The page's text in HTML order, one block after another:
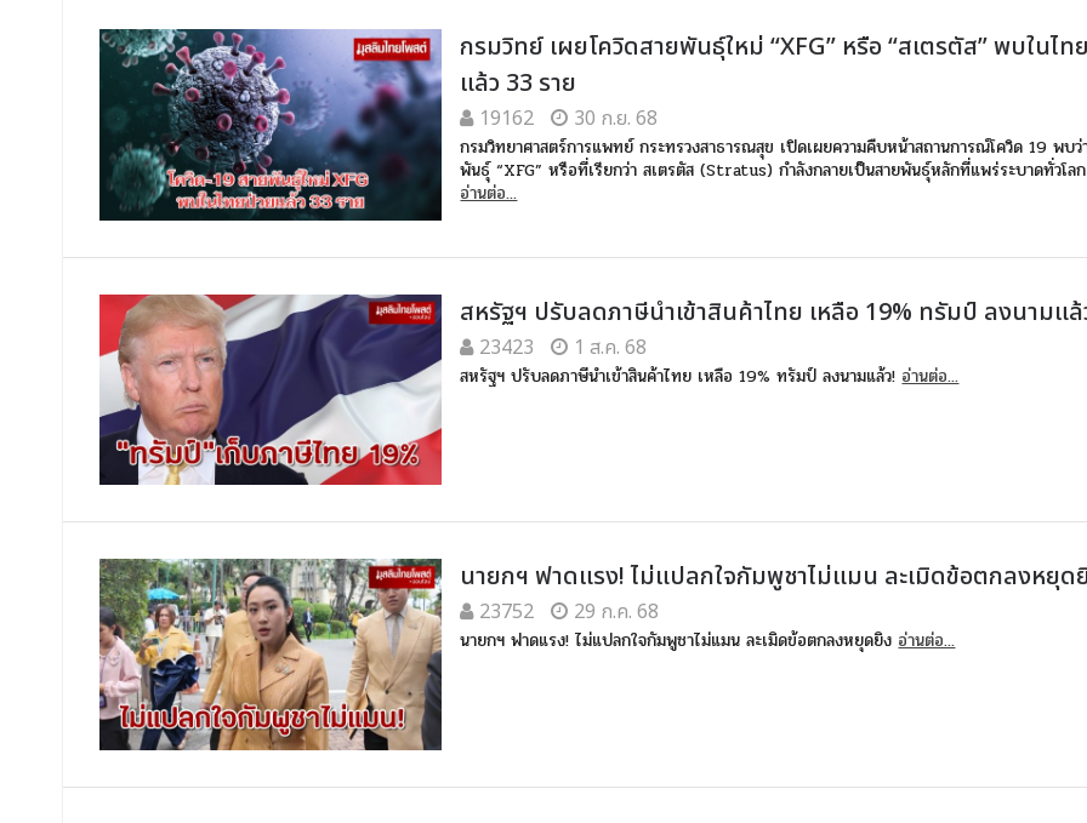
กรมวิทย์ เผยโควิดสายพันธุ์ใหม่ “XFG” หรือ “สเตรตัส” พบในไท
แล้ว 33 ราย
19162 30 ก.ย. 68
กรมวิทยาศาสตร์การแพทย์ กระทรวงสาธารณสุข เปิดเผยความคืบหน้าสถานการณ์โควิด 19 พบว่
พันธุ์ “XFG” หรือที่เรียกว่า สเตรตัส (Stratus) กำลังกลายเป็นสายพันธุ์หลักที่แพร่ระบาดทั่วโลก
อ่านต่อ...
สหรัฐฯ ปรับลดภาษีนำเข้าสินค้าไทย เหลือ 19% ทรัมป์ ลงนามแล้
23423 1 ส.ค. 68
สหรัฐฯ ปรับลดภาษีนำเข้าสินค้าไทย เหลือ 19% ทรัมป์ ลงนามแล้ว! อ่านต่อ...
นายกฯ ฟาดแรง! ไม่แปลกใจกัมพูชาไม่แมน ละเมิดข้อตกลงหยุด
23752 29 ก.ค. 68
นายกฯ ฟาดแรง! ไม่แปลกใจกัมพูชาไม่แมน ละเมิดข้อตกลงหยุดยิงอ่านต่อ...